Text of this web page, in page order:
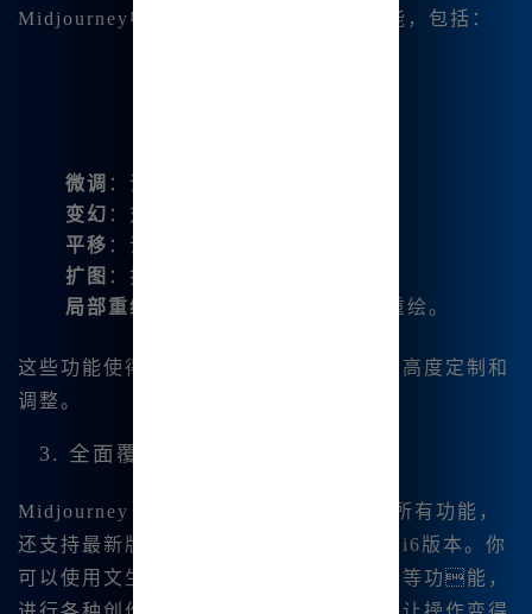
Midjourney中文版支持多种图片编辑功能，包括：
微调 ：调整图片的细节部分。
变幻 ：对图片进行风格变化。
平移 ：调整图片的视角。
扩图 ：扩大图片的画布区域。
局部重绘
：对图片的某些区域进行重绘。
这些功能使得用户可以对生成的图片进行高度定制和
调整。
3. 全面覆盖的国际版功能
Midjourney 中文版不仅覆盖了国际版的所有功能，
还支持最新版本的Midjourney V6.1和niji6版本。你
可以使用文生图、图生图、图片混图融合等功能，